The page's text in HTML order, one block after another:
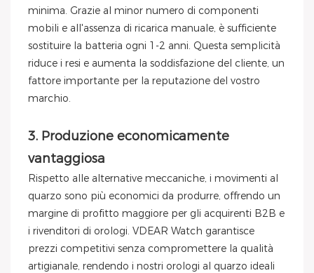
minima. Grazie al minor numero di componenti
mobili e all'assenza di ricarica manuale, è sufficiente
sostituire la batteria ogni 1-2 anni. Questa semplicità
riduce i resi e aumenta la soddisfazione del cliente, un
fattore importante per la reputazione del vostro
marchio.
3. Produzione economicamente
vantaggiosa
Rispetto alle alternative meccaniche, i movimenti al
quarzo sono più economici da produrre, offrendo un
margine di profitto maggiore per gli acquirenti B2B e
i rivenditori di orologi. VDEAR Watch garantisce
prezzi competitivi senza compromettere la qualità
artigianale, rendendo i nostri orologi al quarzo ideali